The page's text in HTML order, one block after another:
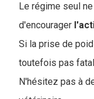
Le régime seul
d'encourager
Si la prise de
toutefois pas
N'hésitez pas à